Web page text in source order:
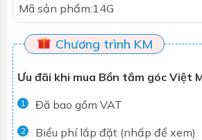
Mã sản phẩm:14G
Chương trình KM
Ưu đãi khi mua Bồn tắm góc Việt
1 Đã bao gồm VAT
2 Biểu phí lắp đặt (nhấp để xem)